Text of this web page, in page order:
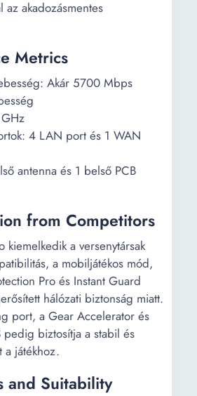
az akadozásmentes
Metrics
Akár 5700 Mbps
4 LAN port és 1 WAN
antenna és 1 belső PCB
from Competitors
kiemelkedik a versenytársak
a mobiljátékos mód,
Pro és Instant Guard
hálózati biztonság miatt.
port, a Gear Accelerator és
pedig biztosítja a stabil és
a játékhoz.
and Suitability